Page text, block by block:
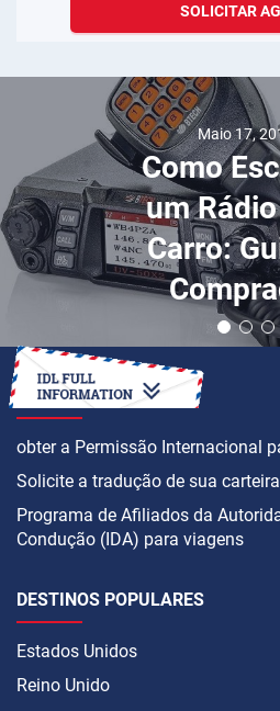
SOLICITAR
Maio 17,
Como
um
Carro:
COMO
obter a Permissão Internacional
Solicite a tradução de sua
Programa de Afiliados da
Condução (IDA) para viagens
DESTINOS POPULARES
Estados Unidos
Reino Unido